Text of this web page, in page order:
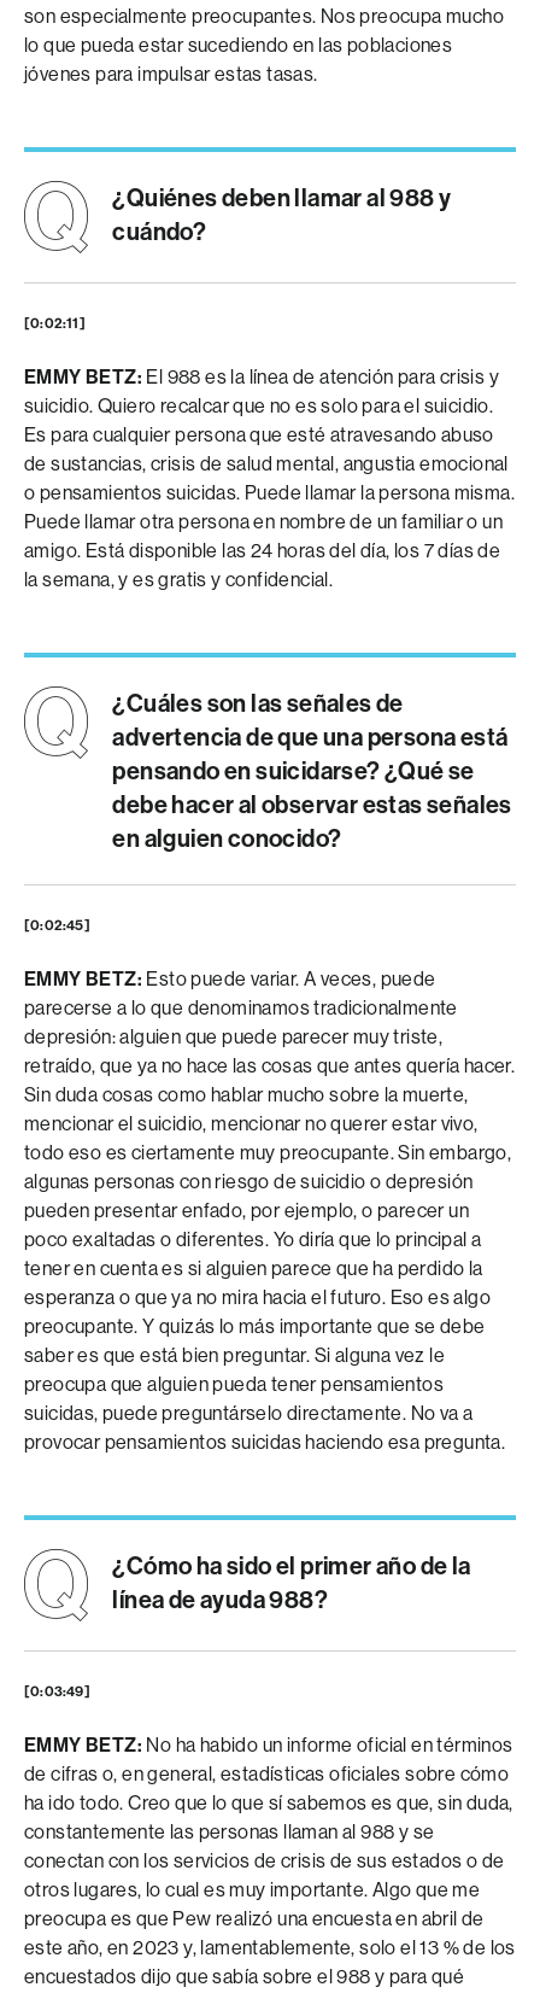
son especialmente preocupantes. Nos preocupa mucho
lo que pueda estar sucediendo en las poblaciones
jóvenes para impulsar estas tasas.
¿Quiénes deben llamar al 988 y
cuándo?
[0:02:11]
EMMY BETZ: El 988 es la línea de atención para crisis y
suicidio. Quiero recalcar que no es solo para el suicidio.
Es para cualquier persona que esté atravesando abuso
de sustancias, crisis de salud mental, angustia emocional
o pensamientos suicidas. Puede llamar la persona misma.
Puede llamar otra persona en nombre de un familiar o un
amigo. Está disponible las 24 horas del día, los 7 días de
la semana, y es gratis y confidencial.
¿Cuáles son las señales de
advertencia de que una persona está
pensando en suicidarse? ¿Qué se
debe hacer al observar estas señales
en alguien conocido?
[0:02:45]
EMMY BETZ: Esto puede variar. A veces, puede
parecerse a lo que denominamos tradicionalmente
depresión: alguien que puede parecer muy triste,
retraído, que ya no hace las cosas que antes quería hacer.
Sin duda cosas como hablar mucho sobre la muerte,
mencionar el suicidio, mencionar no querer estar vivo,
todo eso es ciertamente muy preocupante. Sin embargo,
algunas personas con riesgo de suicidio o depresión
pueden presentar enfado, por ejemplo, o parecer un
poco exaltadas o diferentes. Yo diría que lo principal a
tener en cuenta es si alguien parece que ha perdido la
esperanza o que ya no mira hacia el futuro. Eso es algo
preocupante. Y quizás lo más importante que se debe
saber es que está bien preguntar. Si alguna vez le
preocupa que alguien pueda tener pensamientos
suicidas, puede preguntárselo directamente. No va a
provocar pensamientos suicidas haciendo esa pregunta.
¿Cómo ha sido el primer año de la
línea de ayuda 988?
[0:03:49]
EMMY BETZ: No ha habido un informe oficial en términos
de cifras o, en general, estadísticas oficiales sobre cómo
ha ido todo. Creo que lo que sí sabemos es que, sin duda,
constantemente las personas llaman al 988 y se
conectan con los servicios de crisis de sus estados o de
otros lugares, lo cual es muy importante. Algo que me
preocupa es que Pew realizó una encuesta en abril de
este año, en 2023 y, lamentablemente, solo el 13 % de los
encuestados dijo que sabía sobre el 988 y para qué